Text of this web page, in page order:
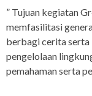
” Tujuan kegiatan
memfasilitasi
berbagi cerita serta
pengelolaan
pemahaman serta